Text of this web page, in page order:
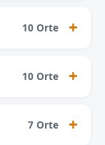
10 Orte
10 Orte
7 Orte